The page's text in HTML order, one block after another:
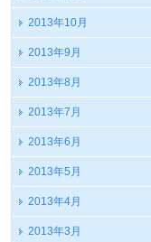
2013年10月
2013年9月
2013年8月
2013年7月
2013年6月
2013年5月
2013年4月
2013年3月